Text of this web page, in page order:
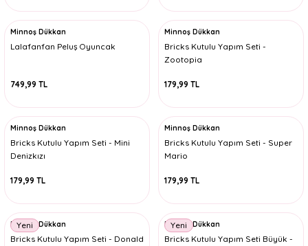
Minnoş Dükkan
Lalafanfan Peluş Oyuncak
749,99 TL
Minnoş Dükkan
Bricks Kutulu Yapım Seti -
Zootopia
179,99 TL
Minnoş Dükkan
Bricks Kutulu Yapım Seti - Mini
Denizkızı
179,99 TL
Minnoş Dükkan
Bricks Kutulu Yapım Seti - Super
Mario
179,99 TL
Yeni
Minnoş Dükkan
Bricks Kutulu Yapım Seti - Donald
Yeni
Minnoş Dükkan
Bricks Kutulu Yapım Seti Büyük -